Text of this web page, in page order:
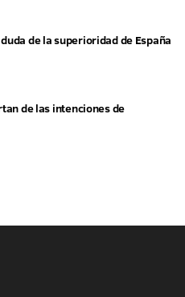
de la superioridad de España
de las intenciones de